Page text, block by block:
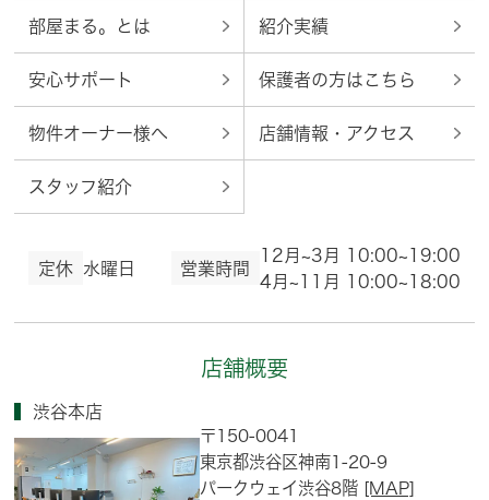
部屋まる。とは 紹介実績
安心サポート 保護者の方はこちら
物件オーナー様へ 店舗情報・アクセス
スタッフ紹介
定休 水曜日 営業時間
12月~3月 10:00~19:00
4月~11月 10:00~18:00
店舗概要
渋谷本店
〒150-0041
東京都渋谷区神南1-20-9
パークウェイ渋谷8階 [MAP]